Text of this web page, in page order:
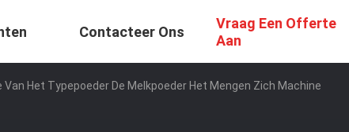
Contacteer Ons
Vraag Een Offerte
Aan
Van Het Typepoeder De Melkpoeder Het Mengen Zich Machine